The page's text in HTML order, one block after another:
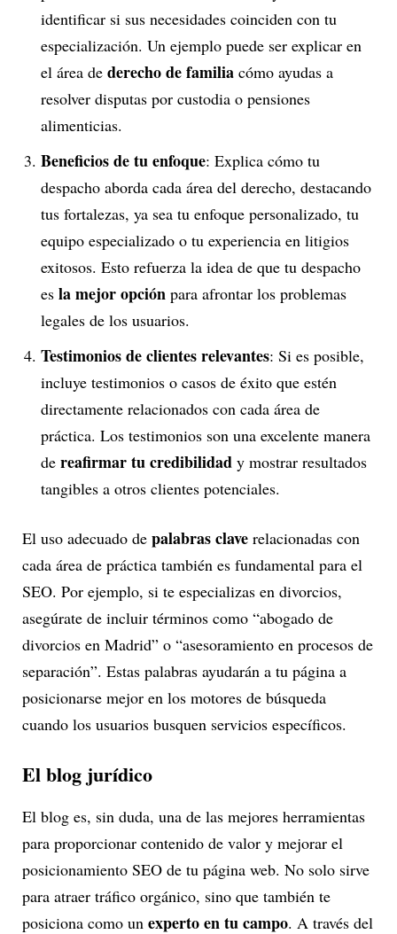
identificar si sus necesidades coinciden con tu
especialización. Un ejemplo puede ser explicar en
el área de derecho de familia cómo ayudas a
resolver disputas por custodia o pensiones
alimenticias.
Beneficios de tu enfoque: Explica cómo tu
despacho aborda cada área del derecho, destacando
tus fortalezas, ya sea tu enfoque personalizado, tu
equipo especializado o tu experiencia en litigios
exitosos. Esto refuerza la idea de que tu despacho
es la mejor opción para afrontar los problemas
legales de los usuarios.
Testimonios de clientes relevantes: Si es posible,
incluye testimonios o casos de éxito que estén
directamente relacionados con cada área de
práctica. Los testimonios son una excelente manera
de reafirmar tu credibilidad y mostrar resultados
tangibles a otros clientes potenciales.
El uso adecuado de palabras clave relacionadas con
cada área de práctica también es fundamental para el
SEO. Por ejemplo, si te especializas en divorcios,
asegúrate de incluir términos como “abogado de
divorcios en Madrid” o “asesoramiento en procesos de
separación”. Estas palabras ayudarán a tu página a
posicionarse mejor en los motores de búsqueda
cuando los usuarios busquen servicios específicos.
El blog jurídico
El blog es, sin duda, una de las mejores herramientas
para proporcionar contenido de valor y mejorar el
posicionamiento SEO de tu página web. No solo sirve
para atraer tráfico orgánico, sino que también te
posiciona como un experto en tu campo. A través del